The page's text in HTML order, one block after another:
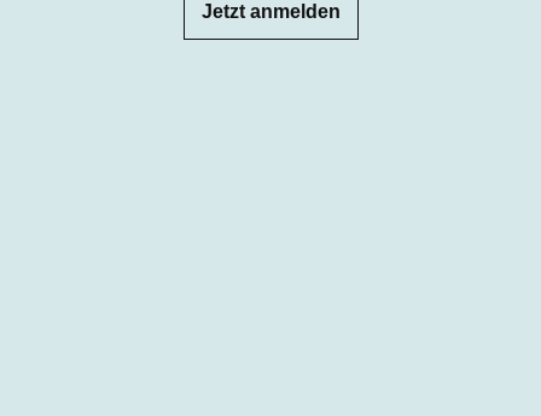
Jetzt anmelden